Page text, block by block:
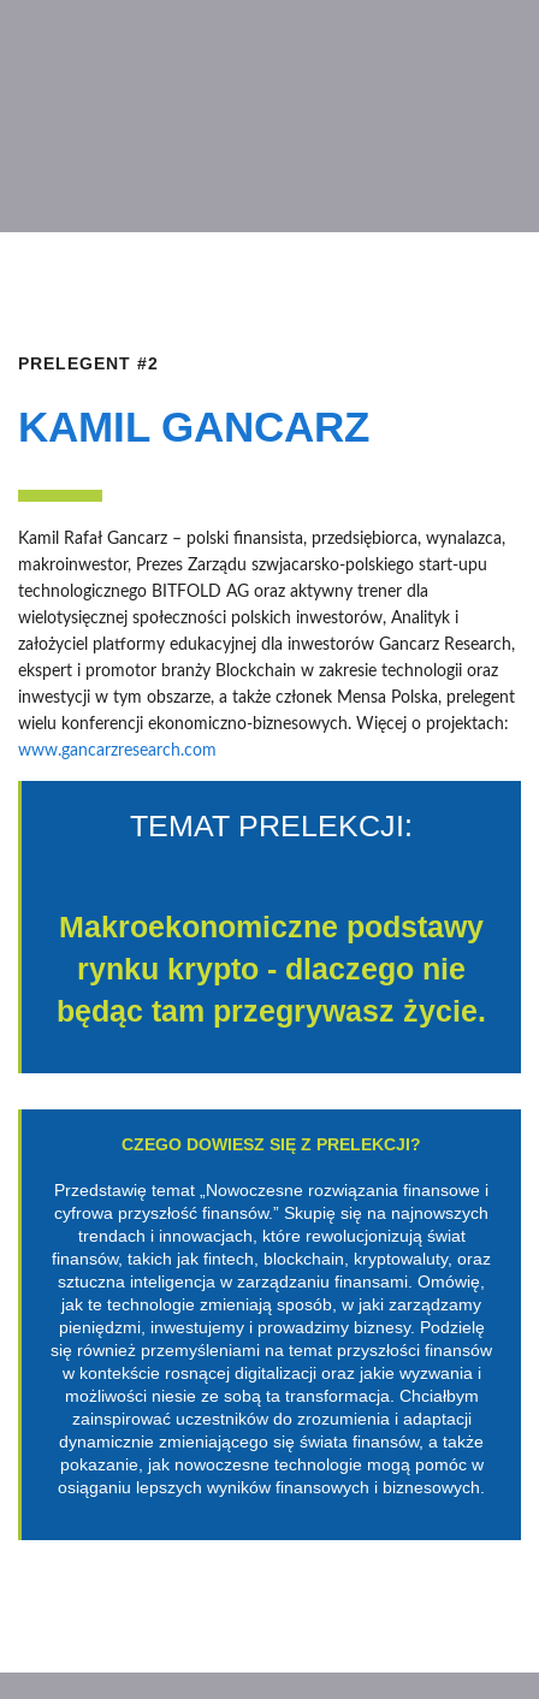
PRELEGENT #2
KAMIL GANCARZ
Kamil Rafał Gancarz – polski finansista, przedsiębiorca, wynalazca,
makroinwestor, Prezes Zarządu szwjacarsko-polskiego start-upu
technologicznego BITFOLD AG oraz aktywny trener dla
wielotysięcznej społeczności polskich inwestorów, Analityk i
założyciel platformy edukacyjnej dla inwestorów Gancarz Research,
ekspert i promotor branży Blockchain w zakresie technologii oraz
inwestycji w tym obszarze, a także członek Mensa Polska, prelegent
wielu konferencji ekonomiczno-biznesowych. Więcej o projektach:
www.gancarzresearch.com
TEMAT PRELEKCJI:
Makroekonomiczne podstawy
rynku krypto - dlaczego nie
będąc tam przegrywasz życie.
CZEGO DOWIESZ SIĘ Z PRELEKCJI?
Przedstawię temat „Nowoczesne rozwiązania finansowe i
cyfrowa przyszłość finansów.” Skupię się na najnowszych
trendach i innowacjach, które rewolucjonizują świat
finansów, takich jak fintech, blockchain, kryptowaluty, oraz
sztuczna inteligencja w zarządzaniu finansami. Omówię,
jak te technologie zmieniają sposób, w jaki zarządzamy
pieniędzmi, inwestujemy i prowadzimy biznesy. Podzielę
się również przemyśleniami na temat przyszłości finansów
w kontekście rosnącej digitalizacji oraz jakie wyzwania i
możliwości niesie ze sobą ta transformacja. Chciałbym
zainspirować uczestników do zrozumienia i adaptacji
dynamicznie zmieniającego się świata finansów, a także
pokazanie, jak nowoczesne technologie mogą pomóc w
osiąganiu lepszych wyników finansowych i biznesowych.